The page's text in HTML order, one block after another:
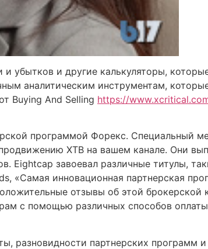
убытков и другие калькуляторы,
аналитическим инструментам,
Buying And Selling https://
программой Форекс. Специальный
XTB на вашем канале. Они
Eightcap завоевал различные титулы,
«Самая инновационная партнерская
отзывы об этой
с помощью различных способов
разновидности партнерских программ